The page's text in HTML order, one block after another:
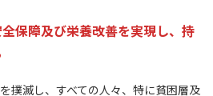
保障及び栄養改善を実現し、持
撲滅し、すべての人々、特に貧困層及